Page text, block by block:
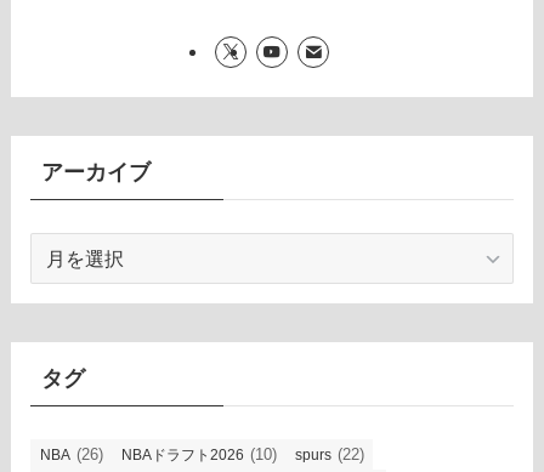
アーカイブ
カ
イ
タグ
NBA (26) NBAドラフト2026 (10) spurs (22)